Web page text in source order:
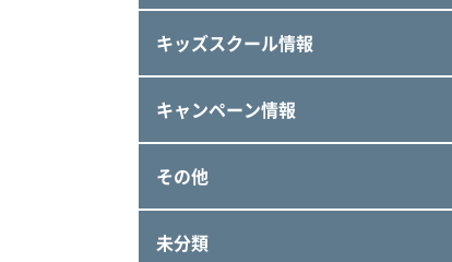
キッズスクール情報
キャンペーン情報
その他
未分類